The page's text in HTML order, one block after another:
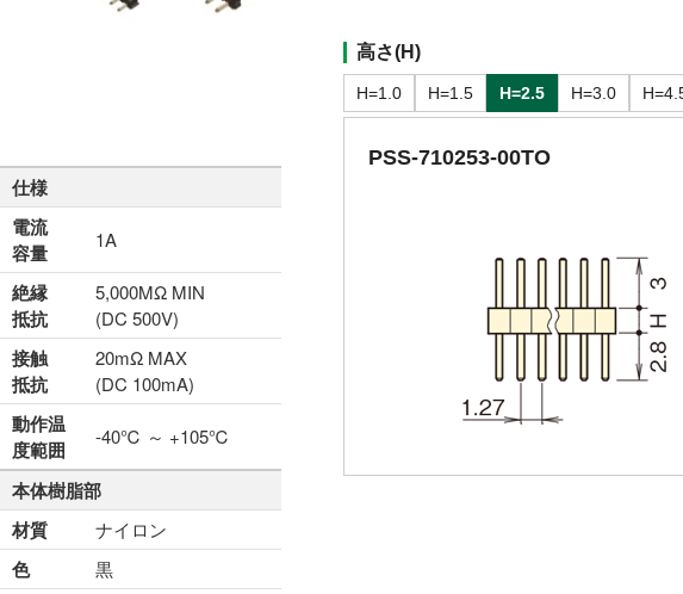
仕様
電流
容量
1A
絶縁
抵抗
5,000MΩ MIN
(DC 500V)
接触
抵抗
20mΩ MAX
(DC 100mA)
動作温
度範囲
-40℃ ～ +105℃
本体樹脂部
材質
ナイロン
色 黒
高さ(H)
H=1.0 H=1.5 H=2.5 H=3.0
PSS-710253-00TO